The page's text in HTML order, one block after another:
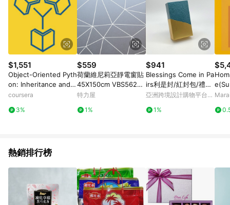
$1,551
Object-Oriented Pyth
on: Inheritance and E
ncapsulation
coursera
3%
$559
荷蘭維尼莉亞靜電窗貼
45X150cm VBS56227
多邊形
特力屋
1%
$941
Blessings Come in Pa
irs利是封/紅封包/禮封
(32個
亞洲跨境設計購物平台
1%
f
熱銷排行榜